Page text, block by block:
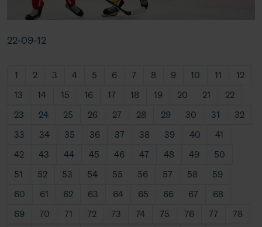
22-09-12
1 2 3 4 5 6 7 8 9 10 11
12
13
14 15 16 17 18 19 20 21
22
23
24 25 26 27 28 29 30 31
32
33
34 35 36 37 38 39 40
41
42
43 44 45 46 47 48 49
50
51
52 53 54 55 56 57 58
59
60
61 62 63 64 65 66 67
68
69
70 71 72 73 74 75 76 77
78